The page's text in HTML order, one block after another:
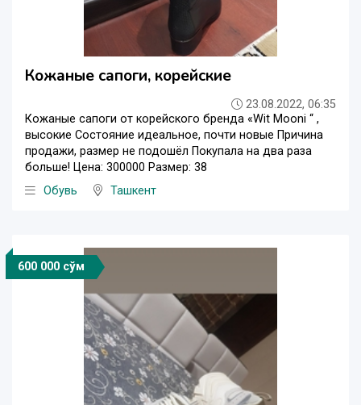
Кожаные сапоги, корейские
23.08.2022, 06:35
Кожаные сапоги от корейского бренда «Wit Mooni “ ,
высокие Состояние идеальное, почти новые Причина
продажи, размер не подошёл Покупала на два раза
больше! Цена: 300000 Размер: 38
Обувь
Ташкент
600 000 сўм